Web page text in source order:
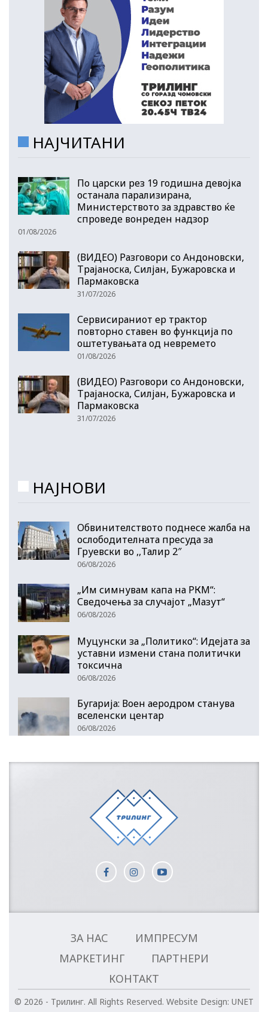
НАЈЧИТАНИ
По царски рез 19 годишна девојка
останала парализирана,
Министерството за здравство ќе
спроведе вонреден надзор
01/08/2026
(ВИДЕО) Разговори со Андоновски,
Трајаноска, Силјан, Бужаровска и
Пармаковска
31/07/2026
Сервисираниот ер трактор
повторно ставен во функција по
оштетувањата од невремето
01/08/2026
(ВИДЕО) Разговори со Андоновски,
Трајаноска, Силјан, Бужаровска и
Пармаковска
31/07/2026
НАЈНОВИ
Обвинителството поднесе жалба на
ослободителната пресуда за
Груевски во ,,Талир 2″
06/08/2026
„Им симнувам капа на РКМ“:
Сведочења за случајот „Мазут“
06/08/2026
Муцунски за „Политико“: Идејата за
уставни измени стана политички
токсична
06/08/2026
Бугарија: Воен аеродром станува
вселенски центар
06/08/2026
ЗА НАС
ИМПРЕСУМ
МАРКЕТИНГ
ПАРТНЕРИ
КОНТАКТ
© 2026 - Трилинг. All Rights Reserved. Website Design: UNET